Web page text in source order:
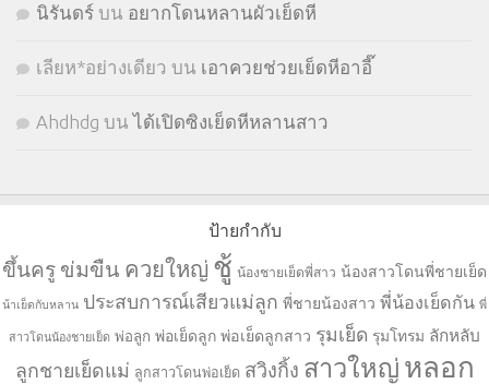
นิรันดร์ บน อยากโดนหลานผัวเย็ดหี
เลียห*อย่างเดียว บน เอาควยช่วยเย็ดหีอาอี๊
Ahdhdg บนได้เปิดซิงเย็ดหีหลานสาว
ป้ายกำกับ
ขึ้นครู ข่มขืน ควยใหญ่ ชู้ น้องชายเย็ดพี่สาว น้องสาวโดนพี่ชายเย็ด
น้าเย็ดกับหลาน ประสบการณ์เสียวแม่ลูก พี่ชายน้องสาว พี่น้องเย็ดกัน พี่
สาวโดนน้องชายเย็ด พ่อลูก พ่อเย็ดลูก พ่อเย็ดลูกสาว รุมเย็ด รุมโทรม ลักหลับ
ลูกชายเย็ดแม่ ลูกสาวโดนพ่อเย็ด สวิงกิ้ง สาวใหญ่ หลอก